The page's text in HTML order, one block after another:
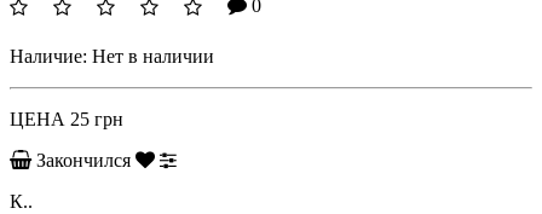
0
Наличие: Нет в наличии
ЦЕНА 25 грн
Закончился
К..